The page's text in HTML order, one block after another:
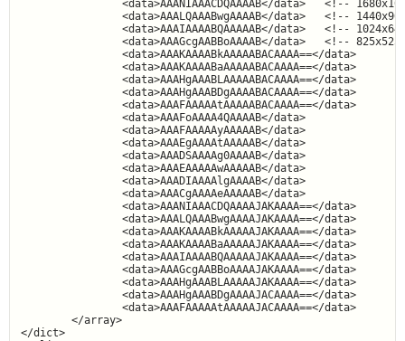
<data>AAANIAAACDQAAAAB</data>   <!--
<data>AAALQAAABwgAAAAB</data>   <!--
<data>AAAIAAAABQAAAAAB</data>   <!--
<data>AAAGcgAABBoAAAAB</data>   <!-- 825x525
                <data>AAAKAAAABkAAAAABACAAAA==</data>
                <data>AAAKAAAABaAAAAABACAAAA==</data>
                <data>AAAHgAAABLAAAAABACAAAA==</data>
                <data>AAAHgAAABDgAAAABACAAAA==</data>
                <data>AAAFAAAAAtAAAAABACAAAA==</data>
                <data>AAAFoAAAA4QAAAAB</data>
                <data>AAAFAAAAAyAAAAAB</data>
                <data>AAAEgAAAAtAAAAAB</data>
                <data>AAADSAAAAg0AAAAB</data>
                <data>AAAEAAAAAwAAAAAB</data>
                <data>AAADIAAAAlgAAAAB</data>
                <data>AAACgAAAAeAAAAAB</data>
                <data>AAANIAAACDQAAAAJAKAAAA==</data>
                <data>AAALQAAABwgAAAAJAKAAAA==</data>
                <data>AAAKAAAABkAAAAAJAKAAAA==</data>
                <data>AAAKAAAABaAAAAAJAKAAAA==</data>
                <data>AAAIAAAABQAAAAAJAKAAAA==</data>
                <data>AAAGcgAABBoAAAAJAKAAAA==</data>
                <data>AAAHgAAABLAAAAAJAKAAAA==</data>
                <data>AAAHgAAABDgAAAAJACAAAA==</data>
                <data>AAAFAAAAAtAAAAAJACAAAA==</data>
        </array>
</dict>